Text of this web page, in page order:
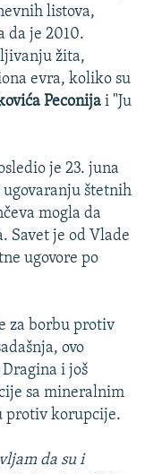
listova,
da je 2010.
žita,
evra, koliko su
Peconija i "Ju
je 23. juna
štetnih
mogla da
Savet je od Vlade
ugovore po
za borbu protiv
ovo
i još
sa mineralnim
protiv korupcije.
da su i